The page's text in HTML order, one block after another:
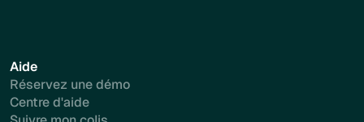
Aide
Réservez une démo
Centre d'aide